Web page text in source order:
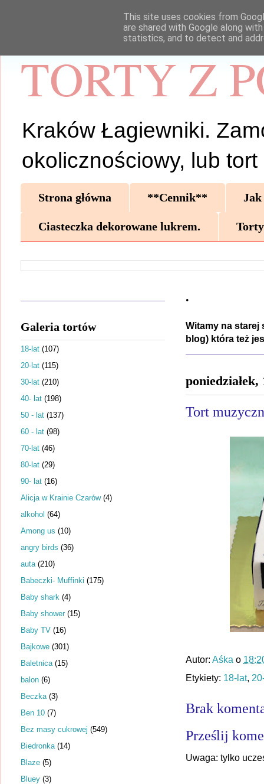
TORTY Z
Kraków Łagiewniki.
okolicznościowy, lub tort
Strona główna **Cennik** Jak
Ciasteczka dekorowane lukrem.
.
Witamy na starej
blog) która też
Tort
Autor: Aśka o
Etykiety: 18-lat,
Brak
Prześlij
Uwaga: tylko
Galeria tortów
18-lat (107)
20-lat (115)
30-lat (210)
40- lat (198)
50 - lat (137)
60 - lat (98)
70-lat (46)
80-lat (29)
90- lat (16)
Alicja w Krainie Czarów (4)
alkohol (64)
Among us (10)
angry birds (36)
auta (210)
Babeczki- Muffinki (175)
Baby shark (4)
Baby shower (15)
Baby TV (16)
Bajkowe (301)
Baletnica (15)
balon (6)
Beczka (3)
Ben 10 (7)
Bez masy cukrowej (549)
Biedronka (14)
Blaze (5)
Bluey (3)
This site uses cookies from
are shared with Google along
statistics, and to detect and